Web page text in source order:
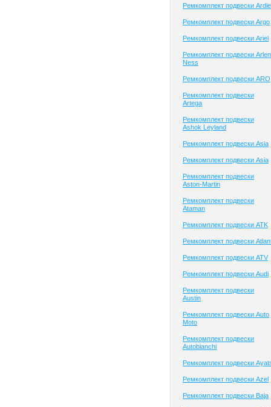
Ремкомплект подвески Ardie
Ремкомплект подвески Argo
Ремкомплект подвески Ariel
Ремкомплект подвески Arlen
Ness
Ремкомплект подвески ARO
Ремкомплект подвески
Artega
Ремкомплект подвески
Ashok Leyland
Ремкомплект подвески Asia
Ремкомплект подвески Asia
Ремкомплект подвески
Aston-Martin
Ремкомплект подвески
Ataman
Ремкомплект подвески ATK
Ремкомплект подвески
Ремкомплект подвески ATV
Ремкомплект подвески Audi
Ремкомплект подвески
Austin
Ремкомплект подвески Auto
Moto
Ремкомплект подвески
Autobianchi
Ремкомплект подвески
Ремкомплект подвески Azel
Ремкомплект подвески Baja